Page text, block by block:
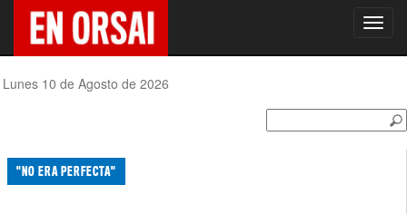
Lunes 10 de Agosto de 2026
"NO ERA PERFECTA"